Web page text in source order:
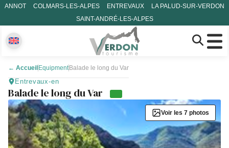
ANNOT COLMARS-LES-ALPES ENTREVAUX
LA PALUD-SUR-VERDON
SAINT-ANDRÉ-LES-ALPES
← Accueil Equipment Balade le long du Var
Entrevaux-en
Balade le long du Var
Voir les 7 photos